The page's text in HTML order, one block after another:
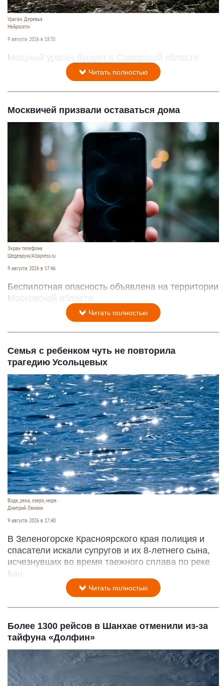
Ураган. Деревья
Нейросети
9 августа 2026 в 18:35
Мощный ураган бушует в Самарской области.
Читать полностью
Москвичей призвали оставаться дома
Экран телефона
Шедеврум/Altapress.ru
9 августа 2026 в 17:46
Беспилотная опасность объявлена на территории
Московской области.
Читать полностью
Семья с ребенком чуть не повторила
трагедию Усольцевых
Вода, река, озеро, море.
Дмитрий Лямзин
9 августа 2026 в 17:40
В Зеленогорске Красноярского края полиция и
спасатели искали супругов и их 8-летнего сына,
исчезнувших во время таежного сплава по реке
Кан.
Читать полностью
Более 1300 рейсов в Шанхае отменили из-за
тайфуна «Долфин»